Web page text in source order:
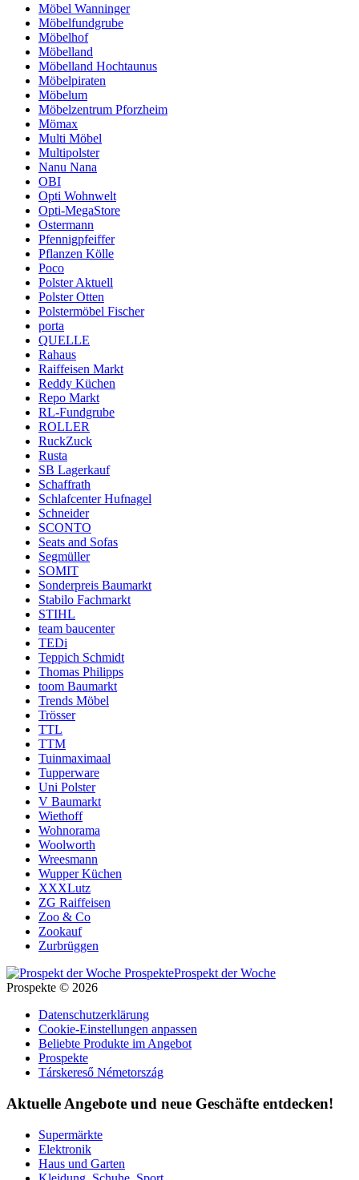
Möbel Wanninger
Möbelfundgrube
Möbelhof
Möbelland
Möbelland Hochtaunus
Möbelpiraten
Möbelum
Möbelzentrum Pforzheim
Mömax
Multi Möbel
Multipolster
Nanu Nana
OBI
Opti Wohnwelt
Opti-MegaStore
Ostermann
Pfennigpfeiffer
Pflanzen Kölle
Poco
Polster Aktuell
Polster Otten
Polstermöbel Fischer
porta
QUELLE
Rahaus
Raiffeisen Markt
Reddy Küchen
Repo Markt
RL-Fundgrube
ROLLER
RuckZuck
Rusta
SB Lagerkauf
Schaffrath
Schlafcenter Hufnagel
Schneider
SCONTO
Seats and Sofas
Segmüller
SOMIT
Sonderpreis Baumarkt
Stabilo Fachmarkt
STIHL
team baucenter
TEDi
Teppich Schmidt
Thomas Philipps
toom Baumarkt
Trends Möbel
Trösser
TTL
TTM
Tuinmaximaal
Tupperware
Uni Polster
V Baumarkt
Wiethoff
Wohnorama
Woolworth
Wreesmann
Wupper Küchen
XXXLutz
ZG Raiffeisen
Zoo & Co
Zookauf
Zurbrüggen
Prospekt der Woche
Prospekte © 2026
Datenschutzerklärung
Cookie-Einstellungen anpassen
Beliebte Produkte im Angebot
Prospekte
Társkereső Németország
Aktuelle Angebote und neue Geschäfte entdecken!
Supermärkte
Elektronik
Haus und Garten